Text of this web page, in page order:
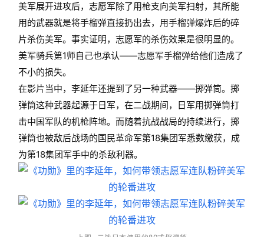
美军展开进攻后，志愿军除了用枪支向美军扫射，其所能
用的武器就是将手榴弹直接扔出去，用手榴弹爆炸后的碎
片杀伤美军。事实证明，志愿军的杀伤效果是很明显的。
美军骑兵第1师自己也承认——志愿军手榴弹给他们造成了
不小的损失。
在影片当中，李延年还提到了另一种武器——掷弹筒。掷
弹筒这种武器起源于日军，在二战期间，日军用掷弹筒打
击中国军队的机枪阵地。而随着抗战战局的持续进行，掷
弹筒也被敌后战场的国民革命军第18集团军悉数缴获，成
为第18集团军手中的杀敌利器。